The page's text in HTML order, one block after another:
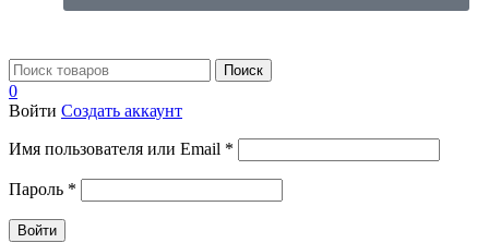
Поиск
0
Войти Создать аккаунт
Имя пользователя или Email *
Пароль *
Войти